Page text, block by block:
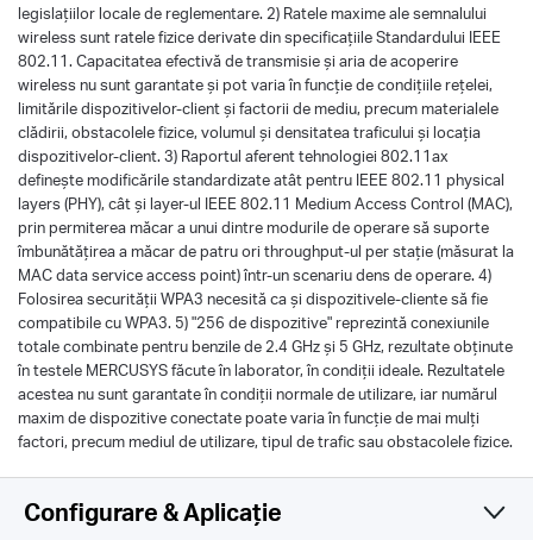
legislațiilor locale de reglementare. 2) Ratele maxime ale semnalului
wireless sunt ratele fizice derivate din specificațiile Standardului IEEE
802.11. Capacitatea efectivă de transmisie și aria de acoperire
wireless nu sunt garantate și pot varia în funcție de condițiile rețelei,
limitările dispozitivelor-client și factorii de mediu, precum materialele
clădirii, obstacolele fizice, volumul și densitatea traficului și locația
dispozitivelor-client. 3) Raportul aferent tehnologiei 802.11ax
definește modificările standardizate atât pentru IEEE 802.11 physical
layers (PHY), cât și layer-ul IEEE 802.11 Medium Access Control (MAC),
prin permiterea măcar a unui dintre modurile de operare să suporte
îmbunătățirea a măcar de patru ori throughput-ul per stație (măsurat la
MAC data service access point) într-un scenariu dens de operare. 4)
Folosirea securității WPA3 necesită ca și dispozitivele-cliente să fie
compatibile cu WPA3. 5) "256 de dispozitive" reprezintă conexiunile
totale combinate pentru benzile de 2.4 GHz și 5 GHz, rezultate obținute
în testele MERCUSYS făcute în laborator, în condiții ideale. Rezultatele
acestea nu sunt garantate în condiții normale de utilizare, iar numărul
maxim de dispozitive conectate poate varia în funcție de mai mulți
factori, precum mediul de utilizare, tipul de trafic sau obstacolele fizice.
Configurare & Aplicație